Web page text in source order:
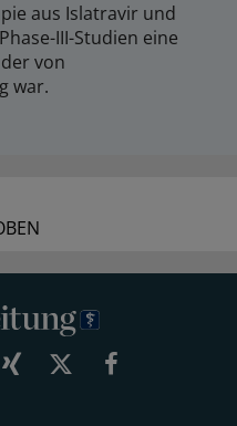
aus Islatravir und
III-Studien eine
von
war.